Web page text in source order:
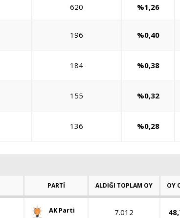
620 %1,26
196 %0,40
184 %0,38
155 %0,32
136 %0,28
PARTİ ALDIĞI TOPLAM OY OY
AK Parti 7.012